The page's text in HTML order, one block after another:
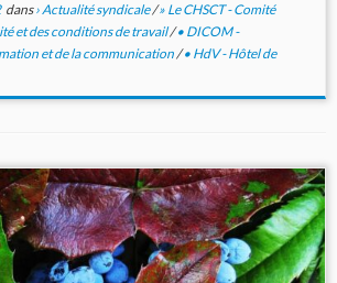
dans› Actualité syndicale/» Le CHSCT - Comité
et des conditions de travail/• DICOM -
et de la communication/• HdV - Hôtel de